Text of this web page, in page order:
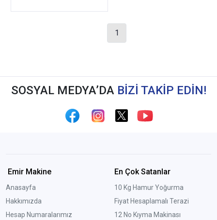
1
SOSYAL MEDYA’DA BİZİ TAKİP EDİN!
Emir Makine
Anasayfa
Hakkımızda
Hesap Numaralarımız
En Çok Satanlar
10 Kg Hamur Yoğurma
Fiyat Hesaplamalı Terazi
12 No Kıyma Makinası